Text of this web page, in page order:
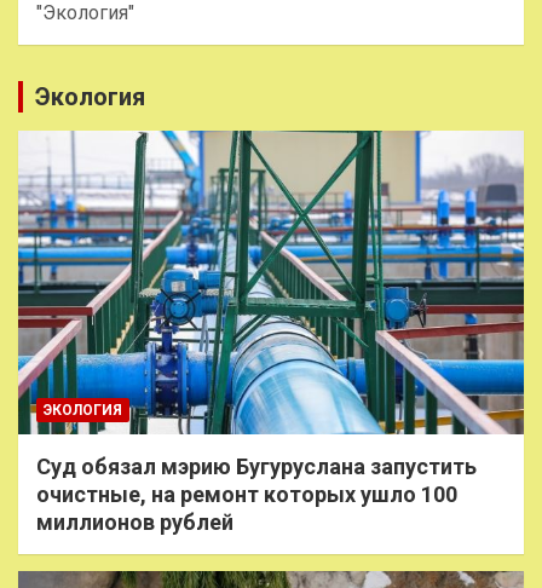
"Экология"
Экология
ЭКОЛОГИЯ
Суд обязал мэрию Бугуруслана запустить
очистные, на ремонт которых ушло 100
миллионов рублей